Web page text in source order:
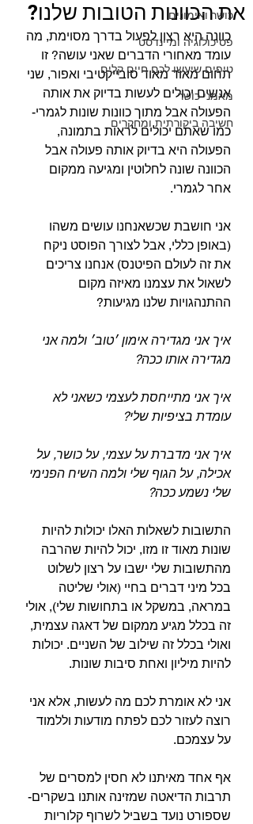
כושר ואימונים
פסיכולוגיה ומיינדסט
טיפים שיעשו לכם חיים קלים
מאמני כושר
חשיבה ביקורתית ומחקרים
את הכוונות הטובות שלנו?
כוונה היא רצון לפעול בדרך מסוימת, מה
עומד מאחורי הדברים שאני עושה? זו
תחום מאוד מאוד סובייקטיבי ואפור, שני
אנשים יכולים לעשות בדיוק את אותה
הפעולה אבל מתוך כוונות שונות לגמרי-
כמו שאתם יכולים לראות בתמונה,
הפעולה היא בדיוק אותה פעולה אבל
הכוונה שונה לחלוטין ומגיעה ממקום
אחר לגמרי.⁣⁣
אני חושבת שכשאנחנו עושים משהו
(באופן כללי, אבל לצורך הפוסט ניקח
את זה לעולם הפיטנס) אנחנו צריכים
לשאול את עצמנו מאיזה מקום
ההתנהגויות שלנו מגיעות? ⁣
איך אני מגדירה אימון ׳טוב׳ ולמה אני
מגדירה אותו ככה?⁣
איך אני מתייחסת לעצמי כשאני לא
עומדת בציפיות שלי?⁣
איך אני מדברת על עצמי, על כושר, על
אכילה, על הגוף שלי ולמה השיח הפנימי
שלי נשמע ככה?⁣
התשובות לשאלות האלו יכולות להיות
שונות מאוד זו מזו, יכול להיות שהרבה
מהתשובות שלי ישבו על רצון לשלוט
בכל מיני דברים בחיי (אולי שליטה
במראה, במשקל או בתחושות שלי), אולי
זה בכלל מגיע ממקום של דאגה עצמית,
ואולי בכלל זה שילוב של השניים. יכולות
להיות מיליון ואחת סיבות שונות.⁣⁣
אני לא אומרת לכם מה לעשות, אלא אני
רוצה לעזור לכם לפתח מודעות וללמוד
על עצמכם. ⁣
אף אחד מאיתנו לא חסין למסרים של
תרבות הדיאטה שמזינה אותנו בשקרים-
שספורט נועד בשביל לשרוף קלוריות